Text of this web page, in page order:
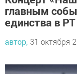
главным
единства в РТ
автор, 31 октября